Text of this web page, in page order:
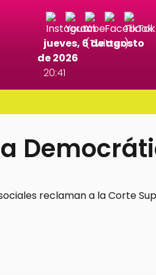
jueves, 6 de agosto
de 2026
20:41